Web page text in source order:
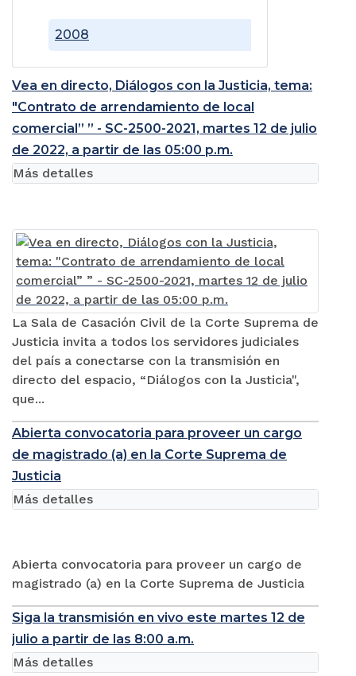
2008
Vea en directo, Diálogos con la Justicia, tema:
"Contrato de arrendamiento de local
comercial” ” - SC-2500-2021, martes 12 de julio
de 2022, a partir de las 05:00 p.m.
La Sala de Casación Civil de la Corte Suprema de
Justicia invita a todos los servidores judiciales
del país a conectarse con la transmisión en
directo del espacio, “Diálogos con la Justicia",
que...
Más detalles
Abierta convocatoria para proveer un cargo
de magistrado (a) en la Corte Suprema de
Justicia
Abierta convocatoria para proveer un cargo de
magistrado (a) en la Corte Suprema de Justicia
Más detalles
Siga la transmisión en vivo este martes 12 de
julio a partir de las 8:00 a.m.
Más detalles